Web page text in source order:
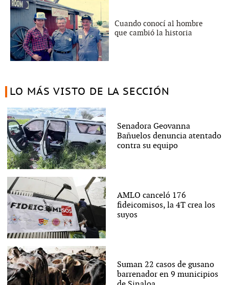
Cuando conocí al hombre
que cambió la historia
LO MÁS VISTO DE LA SECCIÓN
Senadora Geovanna
Bañuelos denuncia atentado
contra su equipo
AMLO canceló 176
fideicomisos, la 4T crea los
suyos
Suman 22 casos de gusano
barrenador en 9 municipios